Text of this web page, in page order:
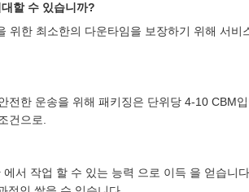
할 수 있습니까?
위한 최소한의 다운타임을 보장하기 위해 서비
한 운송을 위해 패키징은 단위당 4-10 CBM입
건으로.
서 작업 할 수 있는 능력 으로 이득 을 얻습니